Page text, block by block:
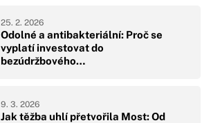
Odolné a antibakteriální: Proč se
vyplatí investovat do
bezúdržbového…
25. 2. 2026
Jak těžba uhlí přetvořila Most: Od
9. 3. 2026